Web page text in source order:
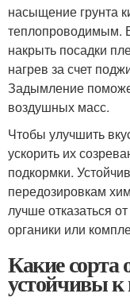
насыщение грунта
теплопроводимым.
накрыть посадки
нагрев за счет
Задымление
воздушных масс.
Чтобы улучшить
ускорить их
подкормки.
передозировкам
лучше отказаться
органики или
Какие сорта
устойчивы